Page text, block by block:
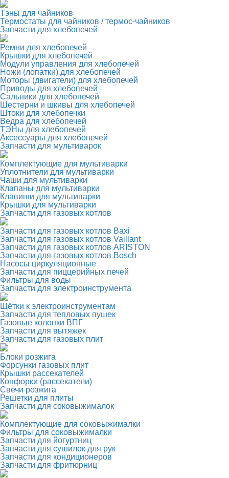
Тэны для чайников
Термостаты для чайников / термос-чайников
Запчасти для хлебопечей
Ремни для хлебопечей
Крышки для хлебопечей
Модули управления для хлебопечей
Ножи (лопатки) для хлебопечей
Моторы (двигатели) для хлебопечей
Приводы для хлебопечей
Сальники для хлебопечей
Шестерни и шкивы для хлебопечей
Штоки для хлебопечки
Ведра для хлебопечей
ТЭНы для хлебопечей
Аксессуары для хлебопечей
Запчасти для мультиварок
Комплектующие для мультиварки
Уплотнители для мультиварки
Чаши для мультиварки
Клапаны для мультиварки
Клавиши для мультиварки
Крышки для мультиварки
Запчасти для газовых котлов
Запчасти для газовых котлов Baxi
Запчасти для газовых котлов Vaillant
Запчасти для газовых котлов ARISTON
Запчасти для газовых котлов Bosch
Насосы циркуляционные
Запчасти для пиццерийных печей
Фильтры для воды
Запчасти для электроинструмента
Щётки к электроинструментам
Запчасти для тепловых пушек
Газовые колонки ВПГ
Запчасти для вытяжек
Запчасти для газовых плит
Блоки розжига
Форсунки газовых плит
Крышки рассекателей
Конфорки (рассекатели)
Свечи розжига
Решетки для плиты
Запчасти для соковыжималок
Комплектующие для соковыжималки
Фильтры для соковыжималки
Запчасти для йогуртниц
Запчасти для сушилок для рук
Запчасти для кондиционеров
Запчасти для фритюрниц